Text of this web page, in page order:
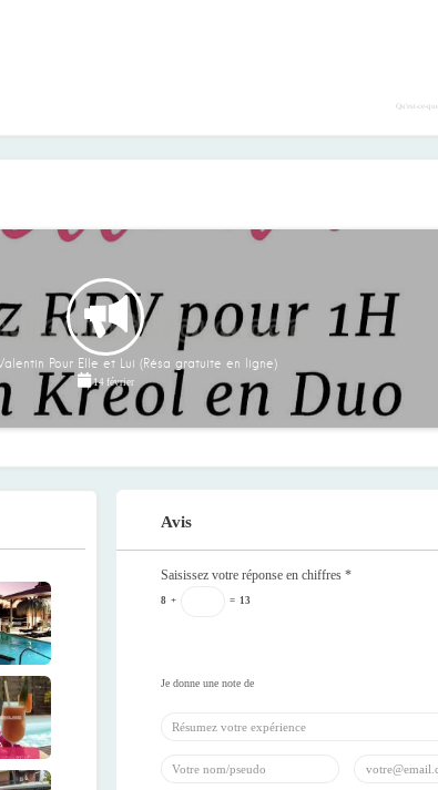
Qu'est-ce-
Pour Elle et Lui (Résa gratuite en ligne)
14 février
Avis
Saisissez votre réponse en chiffres*
8 + = 13